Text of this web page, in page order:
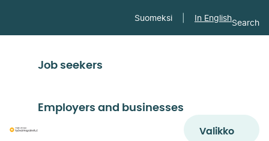
Suomeksi In English
Search
Päijät-
Job seekers
Employers and businesses
Valikko